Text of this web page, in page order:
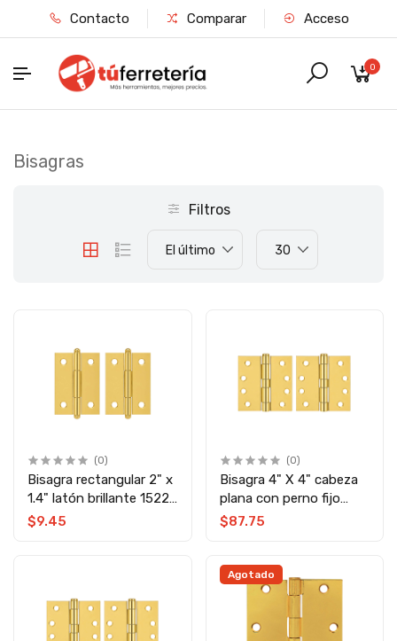
Contacto Comparar Acceso
0
Bisagras
Filtros
El último 30
(0)
Bisagra rectangular 2" x
1.4" latón brillante 1522
Veker
$9.45
(0)
Bisagra 4" X 4" cabeza
plana con perno fijo
latón brillante 1457
$87.75
Agotado